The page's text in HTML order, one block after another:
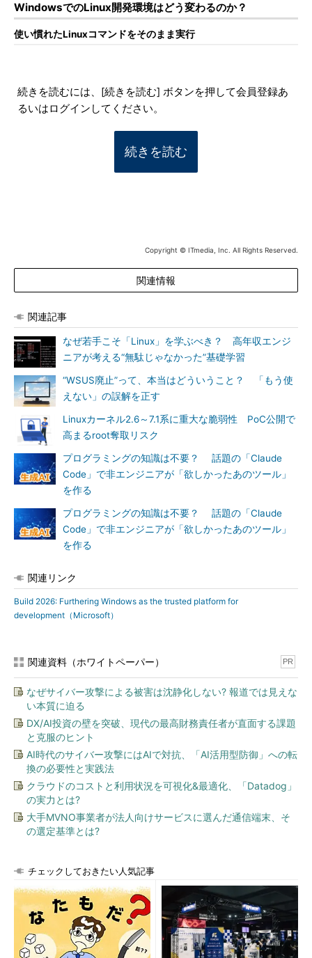
WindowsでのLinux開発環境はどう変わるのか？
使い慣れたLinuxコマンドをそのまま実行
続きを読むには、[続きを読む] ボタンを押して会員登録あ
るいはログインしてください。
続きを読む
Copyright © ITmedia, Inc. All Rights Reserved.
関連情報
関連記事
なぜ若手こそ「Linux」を学ぶべき？ 高年収エンジ
ニアが考える“無駄じゃなかった”基礎学習
“WSUS廃止”って、本当はどういうこと？ 「もう使
えない」の誤解を正す
Linuxカーネル2.6～7.1系に重大な脆弱性 PoC公開で
高まるroot奪取リスク
プログラミングの知識は不要？ 話題の「Claude
Code」で非エンジニアが「欲しかったあのツール」
を作る
プログラミングの知識は不要？ 話題の「Claude
Code」で非エンジニアが「欲しかったあのツール」
を作る
関連リンク
Build 2026: Furthering Windows as the trusted platform for
development（Microsoft）
関連資料（ホワイトペーパー） PR
なぜサイバー攻撃による被害は沈静化しない? 報道では見えな
い本質に迫る
DX/AI投資の壁を突破、現代の最高財務責任者が直面する課題
と克服のヒント
AI時代のサイバー攻撃にはAIで対抗、「AI活用型防御」への転
換の必要性と実践法
クラウドのコストと利用状況を可視化&最適化、「Datadog」
の実力とは?
大手MVNO事業者が法人向けサービスに選んだ通信端末、そ
の選定基準とは?
チェックしておきたい人気記事